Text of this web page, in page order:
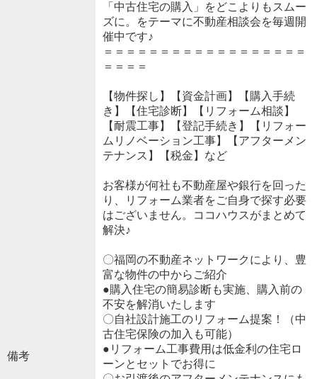
備考
「中古住宅の購入」をどこよりもスムー
ズに。をテーマに不動産相談会を毎週開
催中です♪
＝＝＝＝＝＝＝＝＝＝＝＝＝＝＝＝＝＝
＝＝＝＝
【物件探し】【資金計画】【購入手続
き】【住宅診断】【リフォーム相談】
【耐震工事】【登記手続き】【リフォー
ムリノベーション工事】【アフターメン
テナンス】【税金】など
お客様が何社も不動産屋や銀行を回った
り、リフォーム業者をご自身で探す必要
はございません。ココハウスがまとめて
解決♪
〇福岡の不動産ネットワークにより、豊
富な物件の中からご紹介
●購入住宅の簡易診断も実施、購入前の
不安を解消いたします
〇自社設計施工のリフォーム提案！（中
古住宅保険の加入も可能）
●リフォーム工事費用は低金利の住宅ロ
ーンとセットでお得に